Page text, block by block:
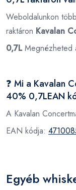
Weboldalunkon
raktáron Kavalan
0,7LMegnézheted
❓ Mi a Kavalan
40% 0,7LEAN
A Kavalan
EAN kódja:
Egyéb